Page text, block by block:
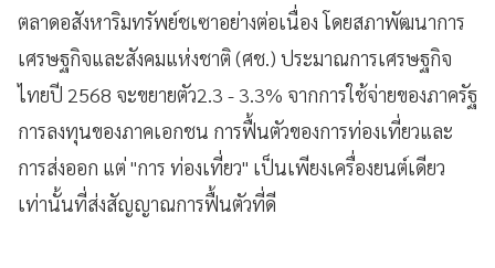
ตลาดอสังหาริมทรัพย์ชเซาอย่างต่อเนื่อง โดยสภาพัฒนาการ
เศรษฐกิจและสังคมแห่งชาติ (ศช.) ประมาณการเศรษฐกิจ
ไทยปี 2568 จะขยายตัว2.3 - 3.3% จากการใช้จ่ายของภาครัฐ
การลงทุนของภาคเอกชน การฟื้นตัวของการท่องเที่ยวและ
การส่งออก แต่ "การ ท่องเที่ยว" เป็นเพียงเครื่องยนต์เดียว
เท่านั้นที่ส่งสัญญาณการฟื้นตัวที่ดี